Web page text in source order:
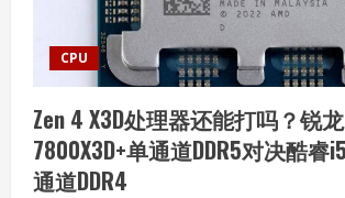
CPU
Zen 4 X3D处理器还能打吗？锐
7800X3D+单通道DDR5对决酷睿
通道DDR4